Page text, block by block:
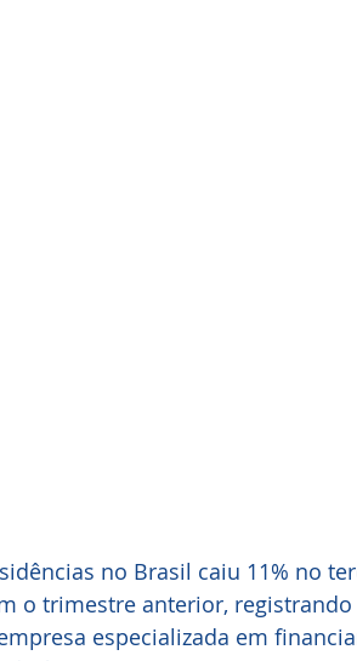
no Brasil caiu 11% no
o trimestre anterior, registrando
especializada em